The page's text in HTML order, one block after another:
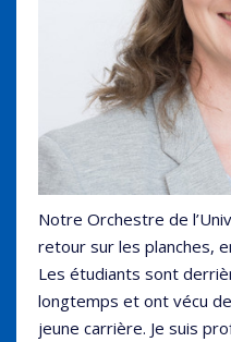
Notre Orchestre de
retour sur les planches,
Les étudiants sont
longtemps et ont vécu
jeune carrière. Je suis